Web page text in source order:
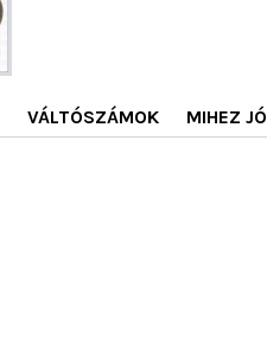
VÁLTÓSZÁMOK MIHEZ JÓ